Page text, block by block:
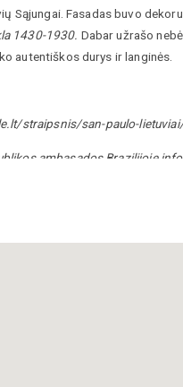
Sąjungai. Fasadas buvo
1430-1930. Dabar užrašo
autentiškos durys ir langinės.
straipsnis/san-paulo-
ambasados Brazilijoje